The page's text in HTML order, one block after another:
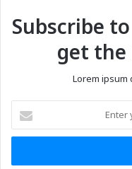
Subscribe
get the
Lorem ipsum
your
Email